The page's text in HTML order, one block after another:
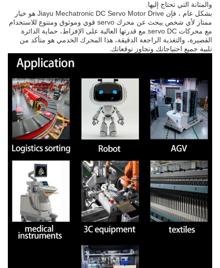
والمتانة التي تحتاج إليها.
بشكل عام ، فإن Jiayu Mechatronic DC Servo Motor Drive هو خيار
ممتاز لأي شخص يبحث عن محرك servo قوي وموثوق ومتنوع للاستخدام
مع محركات servo DC.مع قدرتها العالية على الإفراط، حماية الدائرة
القصيرة، والتغذية الراجعة الدقيقة، هذا المحرك الخدمي هو متأكد من
تلبية جميع احتياجاتك وتجاوز توقعاتك.